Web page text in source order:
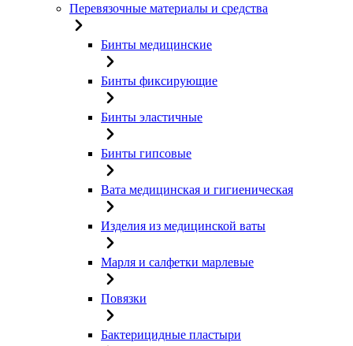
Перевязочные материалы и средства
Бинты медицинские
Бинты фиксирующие
Бинты эластичные
Бинты гипсовые
Вата медицинская и гигиеническая
Изделия из медицинской ваты
Марля и салфетки марлевые
Повязки
Бактерицидные пластыри